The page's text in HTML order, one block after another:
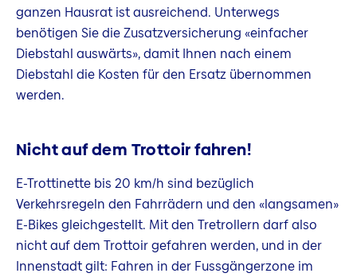
ganzen Hausrat ist ausreichend. Unterwegs
benötigen Sie die Zusatzversicherung «einfacher
Diebstahl auswärts», damit Ihnen nach einem
Diebstahl die Kosten für den Ersatz übernommen
werden.
Nicht auf dem Trottoir fahren!
E-Trottinette bis 20 km/h sind bezüglich
Verkehrsregeln den Fahrrädern und den «langsamen»
E-Bikes gleichgestellt. Mit den Tretrollern darf also
nicht auf dem Trottoir gefahren werden, und in der
Innenstadt gilt: Fahren in der Fussgängerzone im